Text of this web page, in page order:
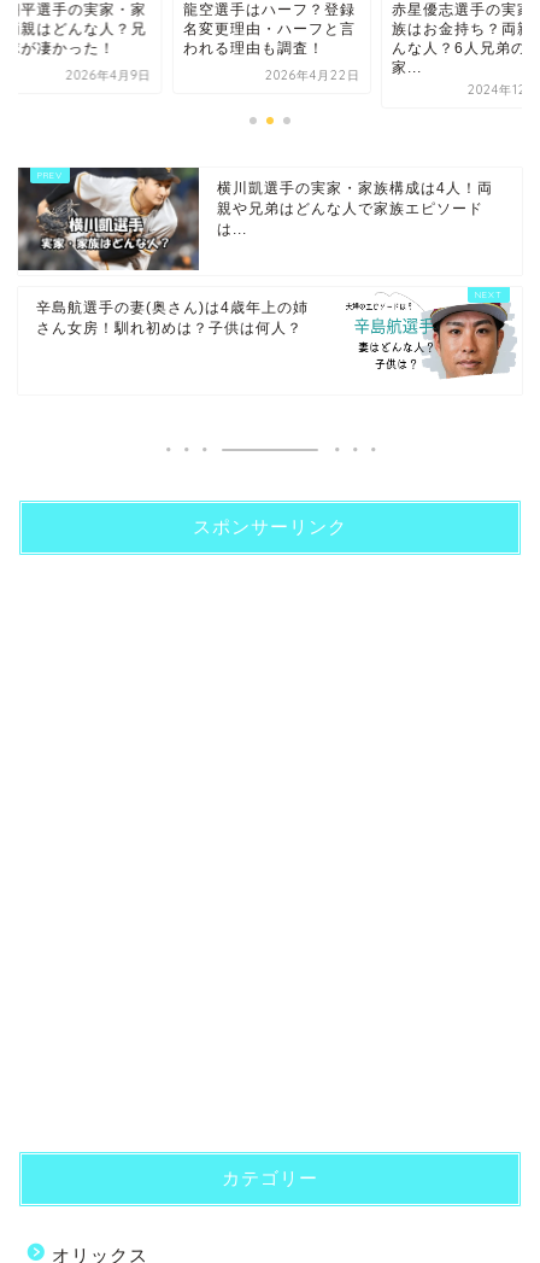
翔平選手の実家・家
両親はどんな人？兄
球が凄かった！
2026年4月9日
龍空選手はハーフ？登録
名変更理由・ハーフと言
われる理由も調査！
2026年4月22日
赤星優志選手の実家
族はお金持ち？両親
んな人？6人兄弟の
家...
2024年12
横川凱選手の実家・家族構成は4人！両
親や兄弟はどんな人で家族エピソード
は...
辛島航選手の妻(奥さん)は4歳年上の姉
さん女房！馴れ初めは？子供は何人？
スポンサーリンク
カテゴリー
オリックス